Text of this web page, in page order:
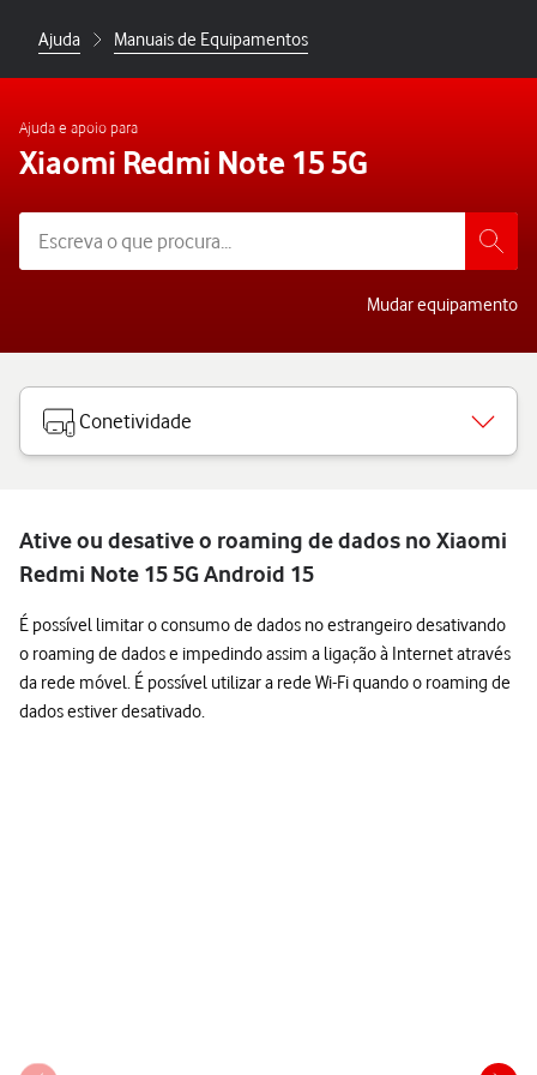
Ajuda Manuais de Equipamentos
Ajuda e apoio para
Xiaomi Redmi Note 15 5G
Mudar equipamento
Conetividade
Ative ou desative o roaming de dados no Xiaomi
Redmi Note 15 5G Android 15
É possível limitar o consumo de dados no estrangeiro desativando
o roaming de dados e impedindo assim a ligação à Internet através
da rede móvel. É possível utilizar a rede Wi-Fi quando o roaming de
dados estiver desativado.